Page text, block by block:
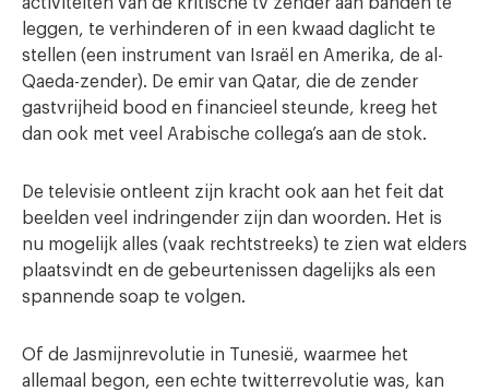
leggen, te verhinderen of in een kwaad daglicht te
stellen (een instrument van Israël en Amerika, de al-
Qaeda-zender). De emir van Qatar, die de zender
gastvrijheid bood en financieel steunde, kreeg het
dan ook met veel Arabische collega’s aan de stok.
De televisie ontleent zijn kracht ook aan het feit dat
beelden veel indringender zijn dan woorden. Het is
nu mogelijk alles (vaak rechtstreeks) te zien wat elders
plaatsvindt en de gebeurtenissen dagelijks als een
spannende soap te volgen.
Of de Jasmijnrevolutie in Tunesië, waarmee het
allemaal begon, een echte twitterrevolutie was, kan